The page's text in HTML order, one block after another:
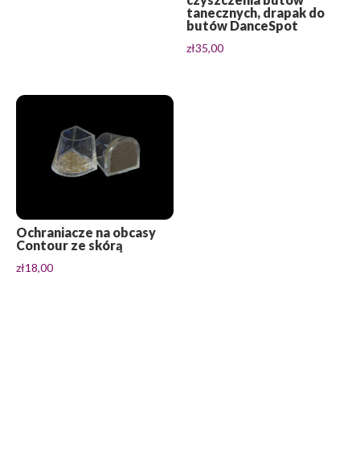
tanecznych, drapak do
butów DanceSpot
zł35,00
Ochraniacze na obcasy
Contour ze skórą
zł18,00